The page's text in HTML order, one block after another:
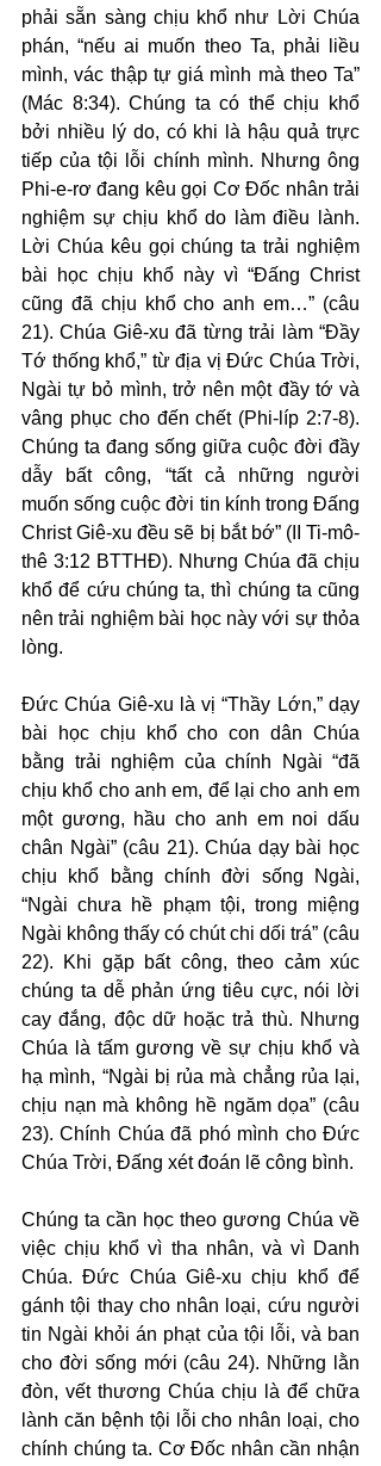
phải sẵn sàng chịu khổ như Lời Chúa
phán, “nếu ai muốn theo Ta, phải liều
mình, vác thập tự giá mình mà theo Ta”
(Mác 8:34). Chúng ta có thể chịu khổ
bởi nhiều lý do, có khi là hậu quả trực
tiếp của tội lỗi chính mình. Nhưng ông
Phi-e-rơ đang kêu gọi Cơ Đốc nhân trải
nghiệm sự chịu khổ do làm điều lành.
Lời Chúa kêu gọi chúng ta trải nghiệm
bài học chịu khổ này vì “Đấng Christ
cũng đã chịu khổ cho anh em…” (câu
21). Chúa Giê-xu đã từng trải làm “Đầy
Tớ thống khổ,” từ địa vị Đức Chúa Trời,
Ngài tự bỏ mình, trở nên một đầy tớ và
vâng phục cho đến chết (Phi-líp 2:7-8).
Chúng ta đang sống giữa cuộc đời đầy
dẫy bất công, “tất cả những người
muốn sống cuộc đời tin kính trong Đấng
Christ Giê-xu đều sẽ bị bắt bớ” (II Ti-mô-
thê 3:12 BTTHĐ). Nhưng Chúa đã chịu
khổ để cứu chúng ta, thì chúng ta cũng
nên trải nghiệm bài học này với sự thỏa
lòng.
Đức Chúa Giê-xu là vị “Thầy Lớn,” dạy
bài học chịu khổ cho con dân Chúa
bằng trải nghiệm của chính Ngài “đã
chịu khổ cho anh em, để lại cho anh em
một gương, hầu cho anh em noi dấu
chân Ngài” (câu 21). Chúa dạy bài học
chịu khổ bằng chính đời sống Ngài,
“Ngài chưa hề phạm tội, trong miệng
Ngài không thấy có chút chi dối trá” (câu
22). Khi gặp bất công, theo cảm xúc
chúng ta dễ phản ứng tiêu cực, nói lời
cay đắng, độc dữ hoặc trả thù. Nhưng
Chúa là tấm gương về sự chịu khổ và
hạ mình, “Ngài bị rủa mà chẳng rủa lại,
chịu nạn mà không hề ngăm dọa” (câu
23). Chính Chúa đã phó mình cho Đức
Chúa Trời, Đấng xét đoán lẽ công bình.
Chúng ta cần học theo gương Chúa về
việc chịu khổ vì tha nhân, và vì Danh
Chúa. Đức Chúa Giê-xu chịu khổ để
gánh tội thay cho nhân loại, cứu người
tin Ngài khỏi án phạt của tội lỗi, và ban
cho đời sống mới (câu 24). Những lằn
đòn, vết thương Chúa chịu là để chữa
lành căn bệnh tội lỗi cho nhân loại, cho
chính chúng ta. Cơ Đốc nhân cần nhận